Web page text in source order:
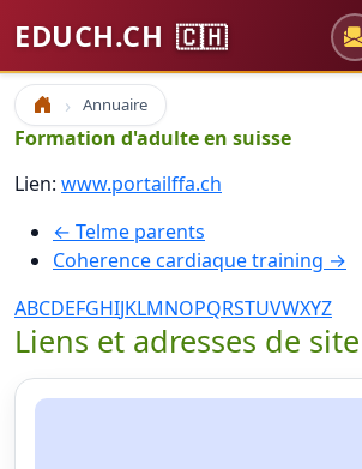
EDUCH.CH 🇨🇭
Accueil Annuaire
Formation d'adulte en suisse
Lien: www.portailffa.ch
← Telme parents
Coherence cardiaque training →
ABCDEFGHIJKLMNOPQRSTUVWXYZ
Liens et adresses de